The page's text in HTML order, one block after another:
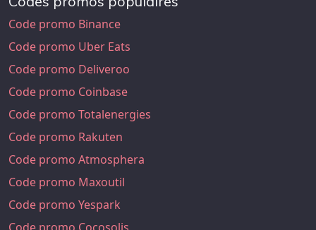
Code promo Binance
Code promo Uber Eats
Code promo Deliveroo
Code promo Coinbase
Code promo Totalenergies
Code promo Rakuten
Code promo Atmosphera
Code promo Maxoutil
Code promo Yespark